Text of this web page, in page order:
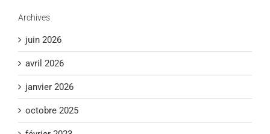
Archives
juin 2026
avril 2026
janvier 2026
octobre 2025